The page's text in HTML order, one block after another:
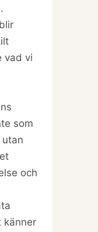
vad vi
som
och
känner